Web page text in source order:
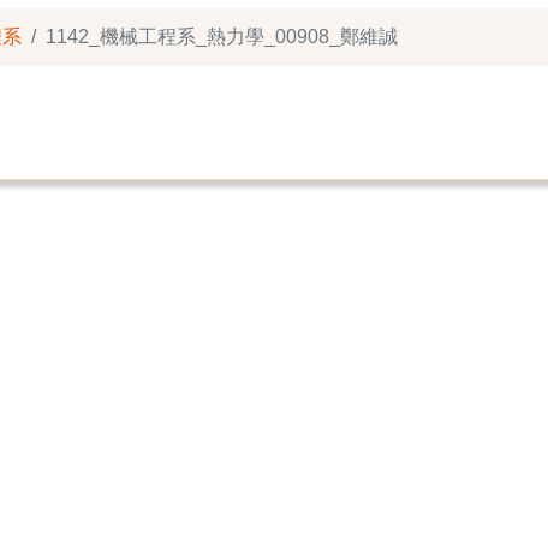
1142_機械工程系_熱力學_00908_鄭維誠